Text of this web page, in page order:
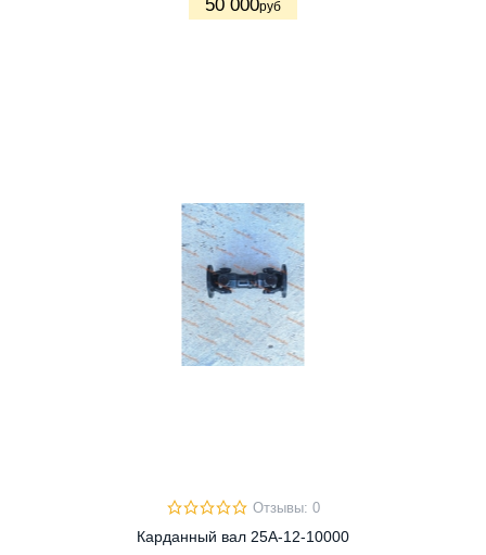
50 000руб
Отзывы: 0
Карданный вал 25A-12-10000